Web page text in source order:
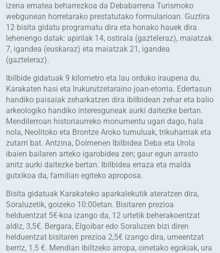
izena ematea beharrezkoa da Debabarrena Turismoko
webgunean horretarako prestatutako formularioan. Guztira
12 bisita gidatu programatu dira eta honako hauek dira
lehenengo datak: apirilak 14, ostirala (gazteleraz), maiatzak
7, igandea (euskaraz) eta maiatzak 21, igandea
(gazteleraz).
Ibilbide gidatuak 9 kilometro eta lau orduko iraupena du,
Karakaten hasi eta Irukurutzetaraino joan-etorria. Edertasun
handiko paisaiak zeharkatzen dira ibilbidean zehar eta balio
arkeologiko handiko interesguneak aurki daitezke bertan.
Mendilerroan historiaurreko monumentu ugari dago, hala
nola, Neolitoko eta Brontze Aroko tumuluak, trikuharriak eta
zutarri bat. Antzina, Dolmenen Ibilbidea Deba eta Urola
ibaien bailaren arteko igarobidea zen; gaur egun arrasto
anitz aurki daitezke bertan. Ibilbidea erraza eta malda
gutxikoa da, familian egiteko aproposa.
Bisita gidatuak Karakateko aparkalekutik ateratzen dira,
Soraluzetik, goizeko 10:00etan. Bisitaren prezioa
helduentzat 5€-koa izango da, 12 urtetik beherakoentzat
aldiz, 3,5€. Bergara, Elgoibar edo Soraluzen bizi diren
helduentzat bisitaren prezioa 2,5€ izango dira, umeentzat
berriz, 1,5 €. Mendian ibiltzeko arropa, oinetako egokiak, ura